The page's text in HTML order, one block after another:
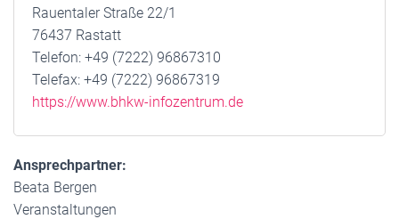
Rauentaler Straße 22/1
76437 Rastatt
Telefon: +49 (7222) 96867310
Telefax: +49 (7222) 96867319
https://www.bhkw-infozentrum.de
Ansprechpartner:
Beata Bergen
Veranstaltungen